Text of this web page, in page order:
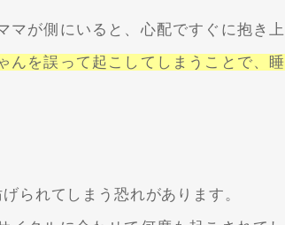
マが側にいると、心配ですぐに抱き上
んを誤って起こしてしまうことで、睡
られてしまう恐れがあります。